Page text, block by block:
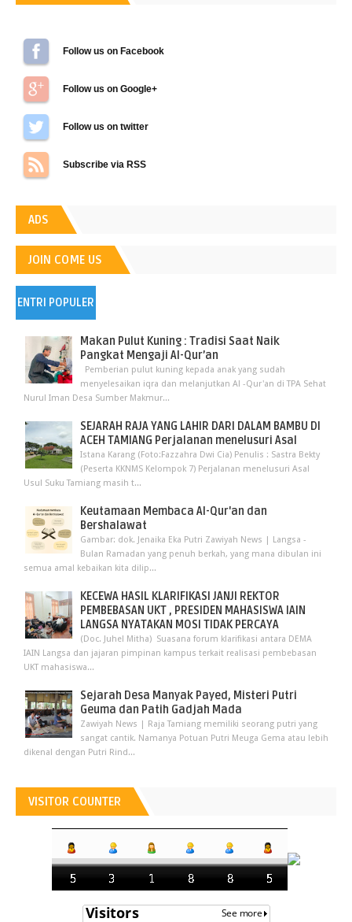
Follow us on Facebook
Follow us on Google+
Follow us on Twitter
Subscribe via RSS
ADS
JOIN COME US
ENTRI POPULER
Makan Pulut Kuning : Tradisi Saat Naik
Pangkat Mengaji Al-Qur’an
Pemberian pulut kuning kepada anak yang sudah
menyelesaikan iqra dan melanjutkan Al -Qur'an di TPA Sehat
Nurul Iman Desa Sumber Makmur...
SEJARAH RAJA YANG LAHIR DARI DALAM BAMBU DI
ACEH TAMIANG Perjalanan menelusuri Asal
Istana Karang (Foto:Fazzahra Dwi Cia) Penulis : Sastra Bekty
(Peserta KKNMS Kelompok 7) Perjalanan menelusuri Asal
Usul Suku Tamiang masih t...
Keutamaan Membaca Al-Qur'an dan
Bershalawat
Gambar: dok. Jenaika Eka Putri Zawiyah News | Langsa -
Bulan Ramadan yang penuh berkah, yang mana dibulan ini
semua amal kebaikan kita dilip...
KECEWA HASIL KLARIFIKASI JANJI REKTOR
PEMBEBASAN UKT , PRESIDEN MAHASISWA IAIN
LANGSA NYATAKAN MOSI TIDAK PERCAYA
(Doc. Juhel Mitha) Suasana forum klarifikasi antara DEMA
IAIN Langsa dan jajaran pimpinan kampus terkait realisasi pembebasan
UKT mahasiswa...
Sejarah Desa Manyak Payed, Misteri Putri
Geuma dan Patih Gadjah Mada
Zawiyah News | Raja Tamiang memiliki seorang putri yang
sangat cantik. Namanya Potuan Putri Meuga Gema atau lebih
dikenal dengan Putri Rind...
VISITOR COUNTER